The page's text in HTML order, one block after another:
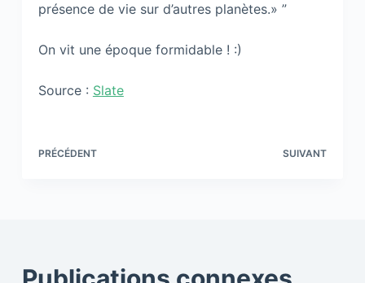
présence de vie sur d’autres planètes.» ”
On vit une époque formidable ! :)
Source : Slate
PRÉCÉDENT SUIVANT